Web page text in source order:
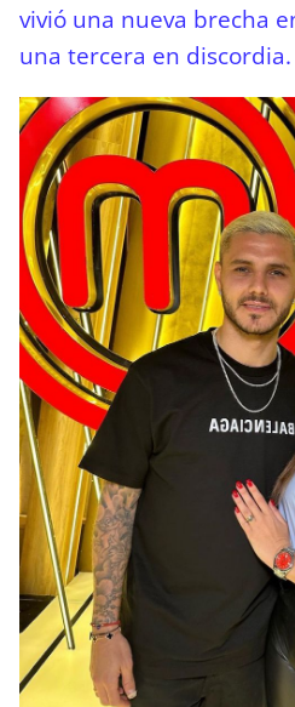
vivió una nueva brecha
una tercera en discordia.